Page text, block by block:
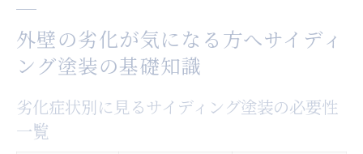
め方
サイディング塗装の基礎知識を身につける
外壁塗装に迷ったとき相談だけでもOKな理
外壁の劣化が気になる方へサイディ
ング塗装の基礎知識
劣化症状別に見るサイディング塗装の必要性
一覧